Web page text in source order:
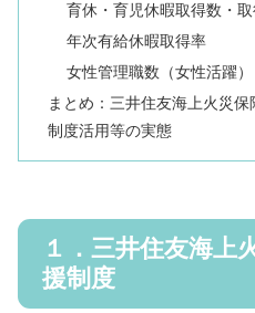
育休・育児休暇取得数・取
年次有給休暇取得率
女性管理職数（女性活躍）
まとめ：三井住友海上火災
制度活用等の実態
１．三井住友海上
援制度